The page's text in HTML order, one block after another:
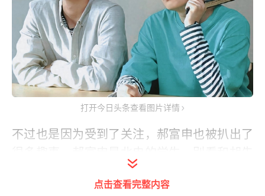
打开今日头条查看图片详情
不过也是因为受到了关注，郝富申也被扒出了
煦年纪相当，但其实他是胡先煦的学长，说起
来这也特别巧，郝富申是北电的学生，还和王
点击查看完整内容